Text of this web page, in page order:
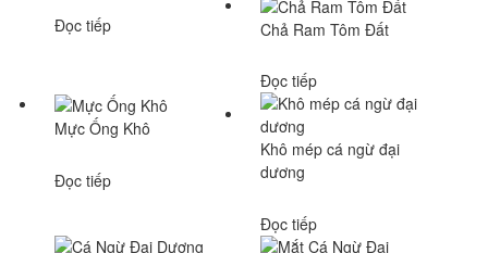
Đọc tiếp Chả Ram Tôm Đất
Đọc tiếp
Mực Ống Khô
Đọc tiếp
Khô mép cá ngừ đại
dương
Đọc tiếp